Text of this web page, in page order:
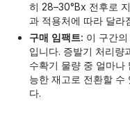
히 28–30°Bx 전후로
과 적용처에 따라 달라
구매 임팩트: 이 구간
입니다. 증발기 처리량
수확기 물량 중 얼마나
능한 재고로 전환할 수
다.